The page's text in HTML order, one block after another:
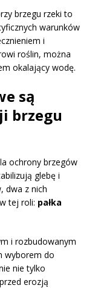
brzegu rzeki to
warunków
i
roślin, można
okalający wodę.
są
brzegu
ochrony brzegów
glebę i
dwa z nich
tej roli: pałka
i rozbudowanym
wyborem do
nie tylko
erozją